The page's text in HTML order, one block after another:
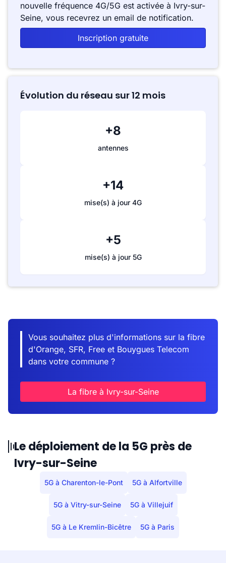
nouvelle fréquence 4G/5G est activée à Ivry-sur-
Seine, vous recevrez un email de notification.
Inscription gratuite
Évolution du réseau sur 12 mois
+8
antennes
+14
mise(s) à jour 4G
+5
mise(s) à jour 5G
Vous souhaitez plus d'informations sur la fibre
d'Orange, SFR, Free et Bouygues Telecom
dans votre commune ?
La fibre à Ivry-sur-Seine
Le déploiement de la 5G près de
Ivry-sur-Seine
5G à Charenton-le-Pont 5G à Alfortville
5G à Vitry-sur-Seine 5G à Villejuif
5G à Le Kremlin-Bicêtre 5G à Paris